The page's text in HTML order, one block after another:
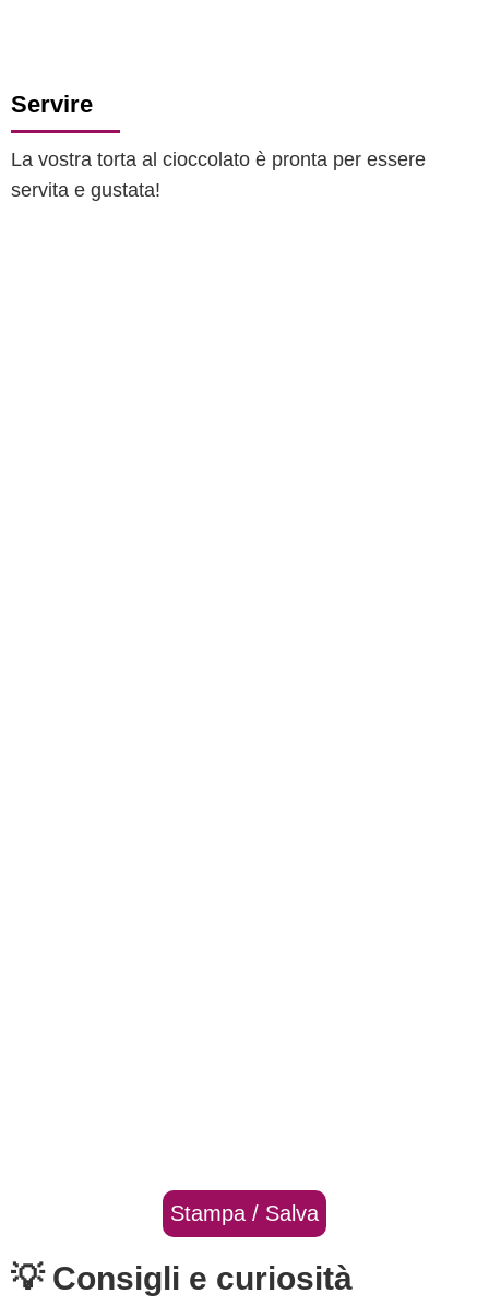
Servire
La vostra torta al cioccolato è pronta per essere
servita e gustata!
Stampa / Salva
💡 Consigli e curiosità